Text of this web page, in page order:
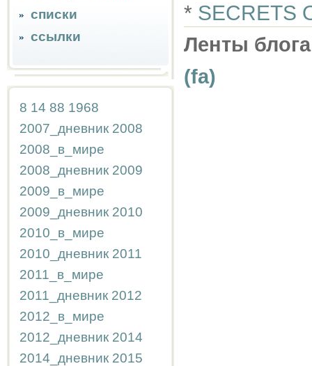
списки
ссылки
8 14 88 1968
2007_дневник 2008
2008_в_мире
2008_дневник 2009
2009_в_мире
2009_дневник 2010
2010_в_мире
2010_дневник 2011
2011_в_мире
2011_дневник 2012
2012_в_мире
2012_дневник 2014
2014_дневник 2015
* SECRETS
Ленты
(fa)